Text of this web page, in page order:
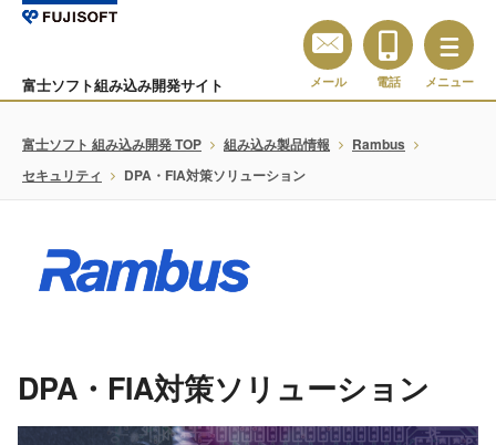
富士ソフト組み込み開発サイト メール 電話 メニュー
富士ソフト 組み込み開発 TOP 組み込み製品情報
Rambus
セキュリティ
DPA・FIA対策ソリューション
DPA・FIA対策ソリューション